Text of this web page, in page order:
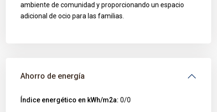
ambiente de comunidad y proporcionando un espacio
adicional de ocio para las familias.
Ahorro de energía
Índice energético en kWh/m2a: 0/0